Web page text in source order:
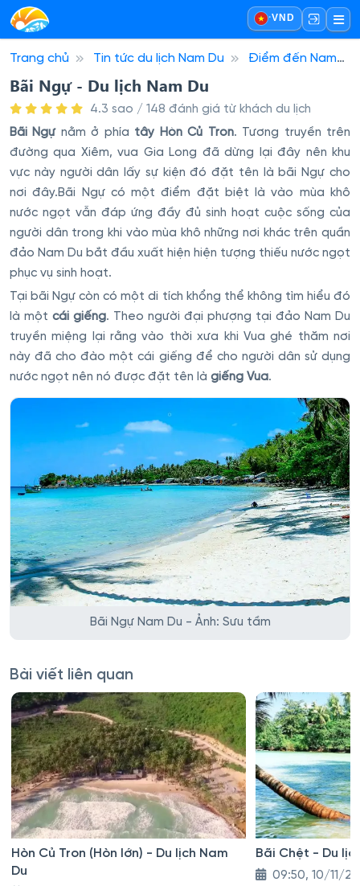
·VND
Trang chủ Tin tức du lịch Nam Du
Điểm đến Nam
Du
Bãi Ngự - Du lịch Nam Du
Bãi Ngự - Du lịch Nam Du
4.3 sao / 148 đánh giá từ khách du lịch
Bãi Ngựnằm ở phía tây Hòn Củ Tron. Tương truyền trên
đường qua Xiêm, vua Gia Long đã dừng lại đây nên khu
vực này người dân lấy sự kiện đó đặt tên là bãi Ngự cho
nơi đây.Bãi Ngự có một điểm đặt biệt là vào mùa khô
nước ngọt vẫn đáp ứng đầy đủ sinh hoạt cuộc sống của
người dân trong khi vào mùa khô những nơi khác trên quần
đảo Nam Du bắt đầu xuất hiện hiện tượng thiếu nước ngọt
phục vụ sinh hoạt.
Tại bãi Ngự còn có một di tích khổng thể không tìm hiểu đó
là một cái giếng. Theo người đại phượng tại đảo Nam Du
truyền miệng lại rằng vào thời xưa khi Vua ghé thăm nơi
này đã cho đào một cái giếng để cho người dân sử dụng
nước ngọt nên nó được đặt tên là giếng Vua.
Bãi Ngự Nam Du - Ảnh: Sưu tầm
Bài viết liên quan
Hòn Củ Tron (Hòn lớn) - Du lịch Nam
Du
Bãi Chệt - Du
09:50, 10/11/